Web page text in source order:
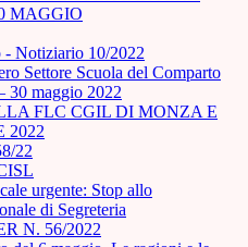
MAGGIO
Notiziario 10/2022
Settore Scuola del Comparto
30 maggio 2022
FLC CGIL DI MONZA E
2022
22
urgente: Stop allo
di Segreteria
N. 56/2022